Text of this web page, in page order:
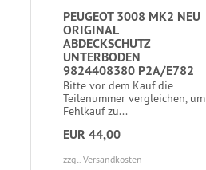
PEUGEOT 3008 MK2 NEU
ORIGINAL
ABDECKSCHUTZ
UNTERBODEN
9824408380 P2A/E782
Bitte vor dem Kauf die
Teilenummer vergleichen, um
Fehlkauf zu...
EUR 44,00
zzgl. Versandkosten